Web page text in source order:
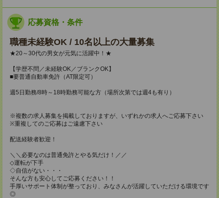
応募資格・条件
職種未経験OK / 10名以上の大量募集
★20～30代の男女が元気に活躍中！★
【学歴不問／未経験OK／ブランクOK】
■要普通自動車免許（AT限定可）
週5日勤務/8時～18時勤務可能な方（場所次第では週4も有り）
※複数の求人募集を掲載しておりますが、いずれかの求人へご応募下さい
※重複してのご応募はご遠慮下さい
配送経験者歓迎！
＼＼必要なのは普通免許とやる気だけ！／／
◇運転が下手
◇自信がない・・・
そんな方も安心してご応募ください！！
手厚いサポート体制が整っており、みなさんが活躍していただける環境です
◎